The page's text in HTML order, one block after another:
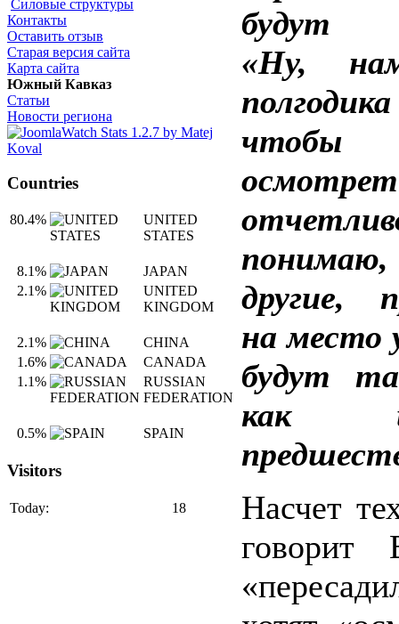
Силовые структуры
Контакты
Оставить отзыв
Старая версия сайта
Карта сайта
Южный Кавказ
Статьи
Новости региона
Countries
80.4%
UNITED
STATES
8.1%
JAPAN
2.1%
UNITED
KINGDOM
2.1%
CHINA
1.6%
CANADA
1.1%
RUSSIAN
FEDERATION
0.5% SPAIN
Visitors
Today: 18
будут
«Ну,
чтобы
другие,
на место
будут
как
Насчет
говорит